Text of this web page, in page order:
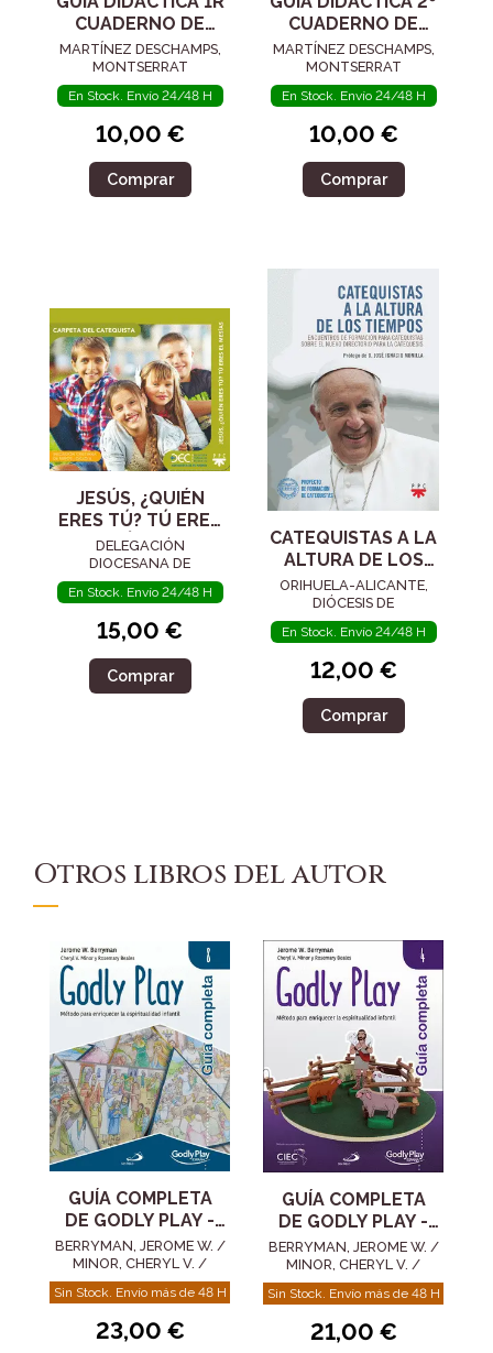
CUADERNO DE
EJERCICIOS
CORRESPONDIENTE
AL CATECISMO
JESÚS ES E
MARTÍNEZ DESCHAMPS,
MONTSERRAT
En Stock. Envío 24/48 H
10,00 €
Comprar
CUADERNO DE
EJERCICIOS
CORRESPONDIENTE
AL CATECISMO
JESÚS ES E
MARTÍNEZ DESCHAMPS,
MONTSERRAT
En Stock. Envío 24/48 H
10,00 €
Comprar
JESÚS, ¿QUIÉN
ERES TÚ? TÚ ERES
EL MESÍAS. CICLO
A. CARPETA DEL
CATEQUISTA
DELEGACIÓN
DIOCESANA DE
CATEQUESIS DE MADRID
En Stock. Envío 24/48 H
15,00 €
Comprar
CATEQUISTAS A LA
ALTURA DE LOS
TIEMPOS
ORIHUELA-ALICANTE,
DIÓCESIS DE
En Stock. Envío 24/48 H
12,00 €
Comprar
Otros libros del autor
GUÍA COMPLETA
DE GODLY PLAY -
VOL. 8
BERRYMAN, JEROME W. /
MINOR, CHERYL V. /
BEALES, ROSEMARY
Sin Stock. Envío más de 48 H
23,00 €
GUÍA COMPLETA
DE GODLY PLAY -
VOL. 4
BERRYMAN, JEROME W. /
MINOR, CHERYL V. /
BEALES, ROSEMARY
Sin Stock. Envío más de 48 H
21,00 €